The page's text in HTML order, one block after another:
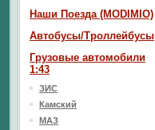
Наши Поезда (MODIMIO)
Автобусы/Троллейбусы
Грузовые автомобили
1:43
ЗИС
Камский
МАЗ